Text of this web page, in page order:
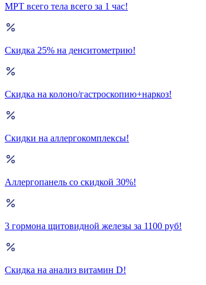
МРТ всего тела всего за 1 час!
Скидка 25% на денситометрию!
Скидка на колоно/гастроскопию+наркоз!
Скидки на аллергокомплексы!
Аллергопанель со скидкой 30%!
3 гормона щитовидной железы за 1100 руб!
Скидка на анализ витамин D!